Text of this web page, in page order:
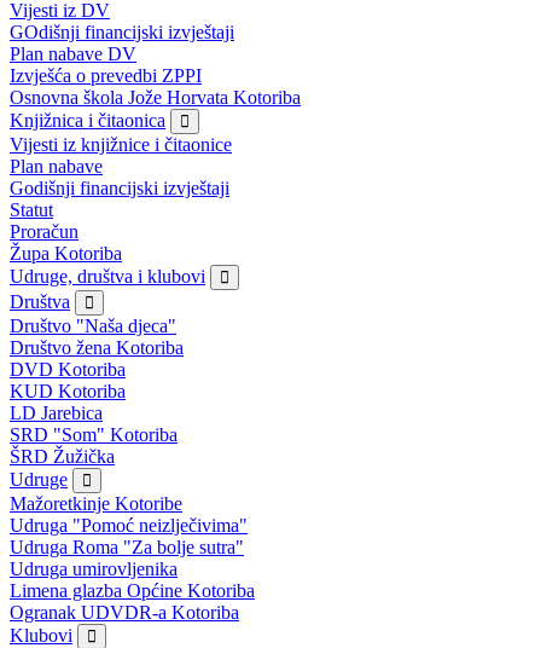
Vijesti iz DV
GOdišnji financijski izvještaji
Plan nabave DV
Izvješća o prevedbi ZPPI
Osnovna škola Jože Horvata Kotoriba
Knjižnica i čitaonica
Vijesti iz knjižnice i čitaonice
Plan nabave
Godišnji financijski izvještaji
Statut
Proračun
Župa Kotoriba
Udruge, društva i klubovi
Društva
Društvo "Naša djeca"
Društvo žena Kotoriba
DVD Kotoriba
KUD Kotoriba
LD Jarebica
SRD "Som" Kotoriba
ŠRD Žužička
Udruge
Mažoretkinje Kotoribe
Udruga "Pomoć neizlječivima"
Udruga Roma "Za bolje sutra"
Udruga umirovljenika
Limena glazba Općine Kotoriba
Ogranak UDVDR-a Kotoriba
Klubovi